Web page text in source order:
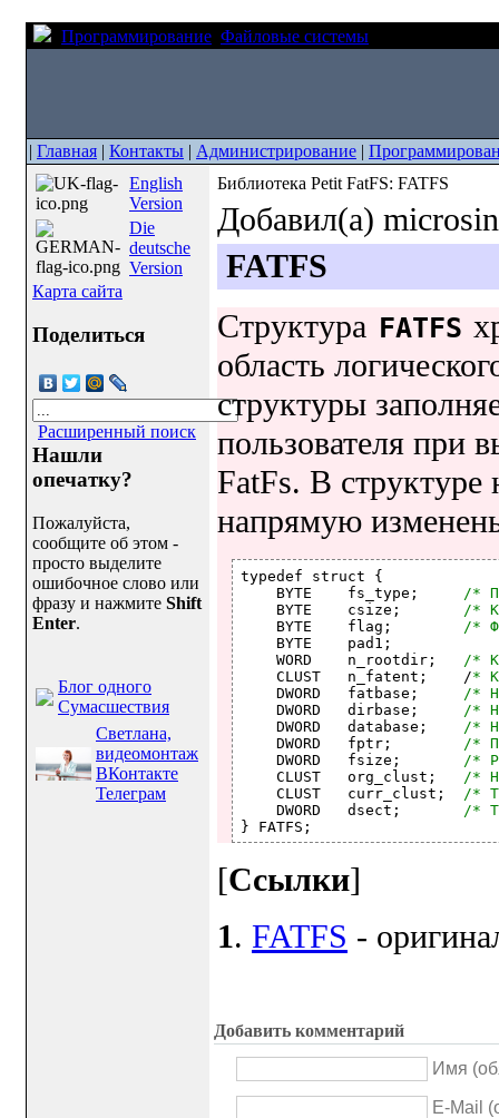
Программирование Файловые системы
| Главная | Контакты | Администрирование |
English
Version
Die
deutsche
Version
Карта сайта
Поделиться
Расширенный поиск
Нашли
опечатку?
Пожалуйста,
сообщите об этом -
просто выделите
ошибочное слово или
фразу и нажмите Shift
Enter.
Блог одного
Сумасшествия
Светлана,
видеомонтаж
ВКонтакте
Телеграм
Библиотека Petit FatFS: FATFS
Добавил(а)
FATFS
Структура FATFS
область
структуры
пользователя при
FatFs. В структуре
напрямую
typedef struct {
    BYTE    fs_type;
/*
    BYTE    csize;
/*
    BYTE    flag;
/*
    BYTE    pad1;
    WORD    n_rootdir;
/*
    CLUST   n_fatent;    /
*
    DWORD   fatbase;
/*
    DWORD   dirbase;
/*
    DWORD   database;
/*
    DWORD   fptr;
/*
    DWORD   fsize;
/*
    CLUST   org_clust;
/*
    CLUST   curr_clust;
/*
    DWORD   dsect;
/*
[Ссылки]
1. FATFS -
Добавить комментарий
Имя
E-Mail